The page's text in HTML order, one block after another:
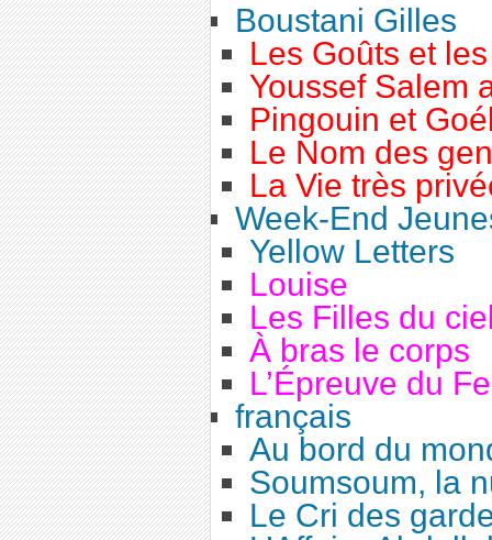
Boustani Gilles
Les Goûts et
Youssef Salem
Pingouin et
Le Nom des
La Vie très
Week-End
Yellow Letters
Louise
Les Filles du
À bras le corps
L’Épreuve du
français
Au bord du
Soumsoum, la
Le Cri des